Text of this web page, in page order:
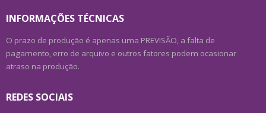
INFORMAÇÕES TÉCNICAS
O prazo de produção é apenas uma PREVISÃO, a falta de
pagamento, erro de arquivo e outros fatores podem ocasionar
atraso na produção.
REDES SOCIAIS